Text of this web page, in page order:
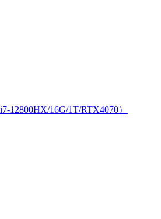
12800HX/16G/1T/RTX4070）